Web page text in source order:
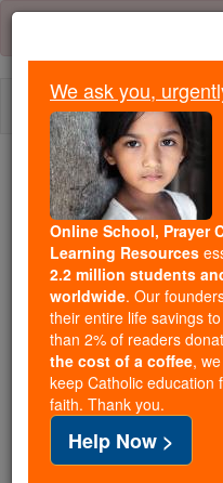
Skip
content
Because of
Students Are
Faith
Because of
Catholic Online
free, faithful
million students
of noise and
souls with truth,
If everyone who
We ask you,
Online School, Prayer
Learning Resources
2.2 million students
worldwide. Our
their entire life savings
than 2% of readers
the cost of a coffee,
keep Catholic education
faith. Thank you.
Help Now >